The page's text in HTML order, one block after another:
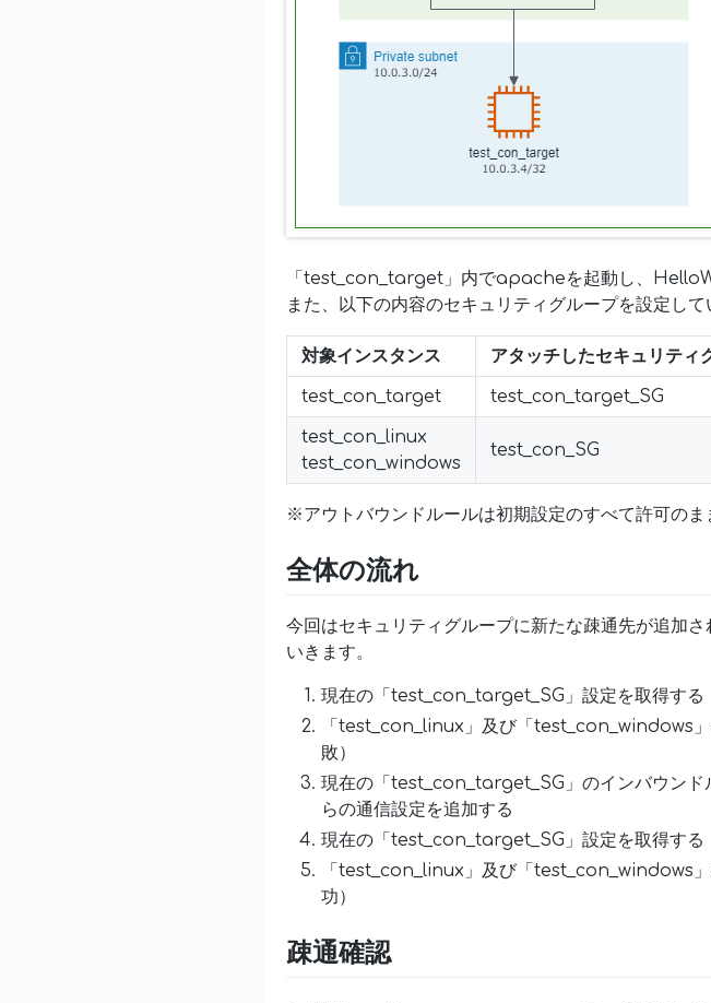
「test_con_target」内でapacheを起動し、
また、以下の内容のセキュリティグループを設定して
対象インスタンス アタッチしたセキュリティ
test_con_target test_con_target_SG
test_con_linux
test_con_windows
test_con_SG
※アウトバウンドルールは初期設定のすべて許可のま
全体の流れ
今回はセキュリティグループに新たな疎通先が追加
いきます。
現在の「test_con_target_SG」設定を取得する
「test_con_linux」及び「test_con_windows
敗）
現在の「test_con_target_SG」のインバウン
らの通信設定を追加する
現在の「test_con_target_SG」設定を取得する
「test_con_linux」及び「test_con_windows
功）
疎通確認